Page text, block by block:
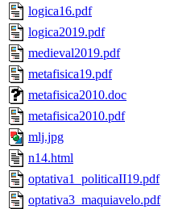
logica16.pdf
logica2019.pdf
medieval2019.pdf
metafisica19.pdf
metafisica2010.doc
metafisica2010.pdf
mlj.jpg
n14.html
optativa1_politicaII19.pdf
optativa3_maquiavelo.pdf